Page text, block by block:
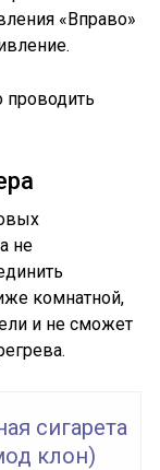
«Вправо»
не
комнатной,
и не сможет
сигарета
клон)